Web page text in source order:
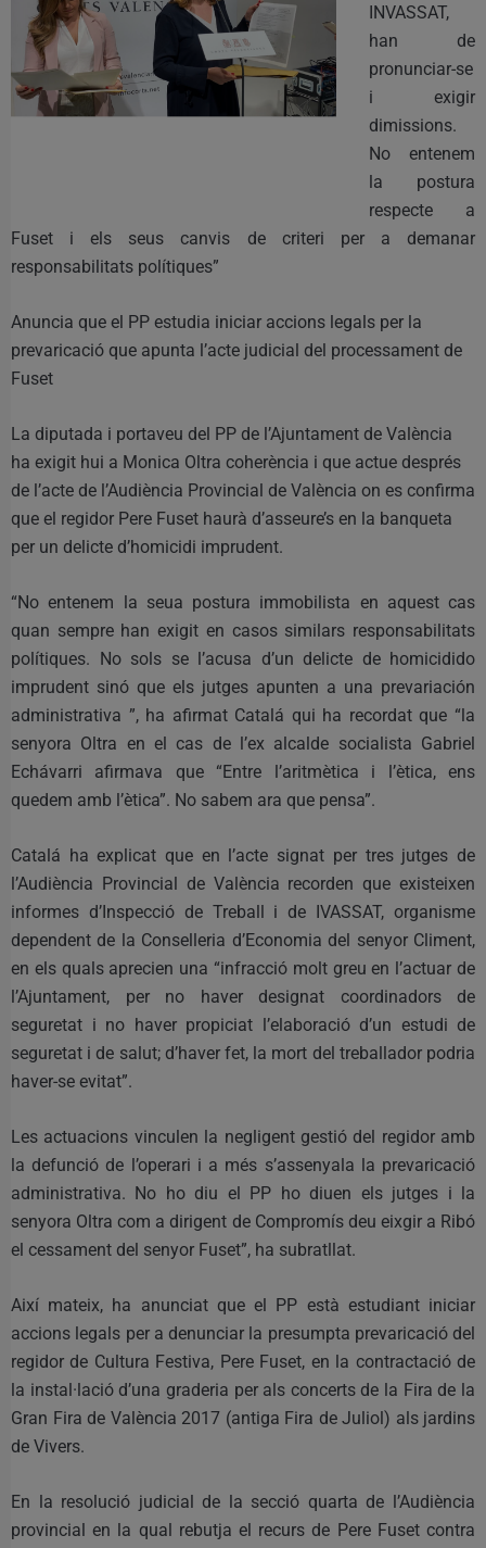
INVASSAT,
han de
pronunciar-se
i exigir
dimissions.
No entenem
la postura
respecte a
Fuset i els seus canvis de criteri per a demanar
responsabilitats polítiques”
Anuncia que el PP estudia iniciar accions legals per la
prevaricació que apunta l’acte judicial del processament de
Fuset
La diputada i portaveu del PP de l’Ajuntament de València
ha exigit hui a Monica Oltra coherència i que actue després
de l’acte de l’Audiència Provincial de València on es confirma
que el regidor Pere Fuset haurà d’asseure’s en la banqueta
per un delicte d’homicidi imprudent.
“No entenem la seua postura immobilista en aquest cas
quan sempre han exigit en casos similars responsabilitats
polítiques. No sols se l’acusa d’un delicte de homicidido
imprudent sinó que els jutges apunten a una prevariación
administrativa ”, ha afirmat Catalá qui ha recordat que “la
senyora Oltra en el cas de l’ex alcalde socialista Gabriel
Echávarri afirmava que “Entre l’aritmètica i l’ètica, ens
quedem amb l’ètica”. No sabem ara que pensa”.
Catalá ha explicat que en l’acte signat per tres jutges de
l’Audiència Provincial de València recorden que existeixen
informes d’Inspecció de Treball i de IVASSAT, organisme
dependent de la Conselleria d’Economia del senyor Climent,
en els quals aprecien una “infracció molt greu en l’actuar de
l’Ajuntament, per no haver designat coordinadors de
seguretat i no haver propiciat l’elaboració d’un estudi de
seguretat i de salut; d’haver fet, la mort del treballador podria
haver-se evitat”.
Les actuacions vinculen la negligent gestió del regidor amb
la defunció de l’operari i a més s’assenyala la prevaricació
administrativa. No ho diu el PP ho diuen els jutges i la
senyora Oltra com a dirigent de Compromís deu eixgir a Ribó
el cessament del senyor Fuset”, ha subratllat.
Així mateix, ha anunciat que el PP està estudiant iniciar
accions legals per a denunciar la presumpta prevaricació del
regidor de Cultura Festiva, Pere Fuset, en la contractació de
la instal·lació d’una graderia per als concerts de la Fira de la
Gran Fira de València 2017 (antiga Fira de Juliol) als jardins
de Vivers.
En la resolució judicial de la secció quarta de l’Audiència
provincial en la qual rebutja el recurs de Pere Fuset contra